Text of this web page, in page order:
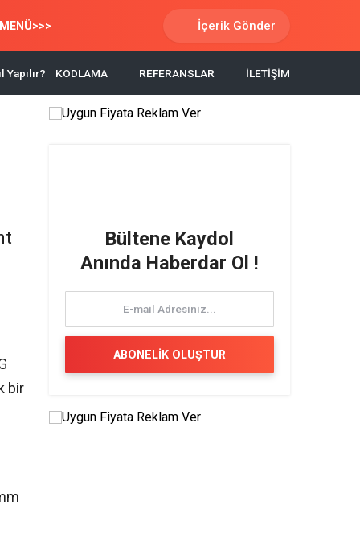
İçerik Gönder
Yapılır? KODLAMA REFERANSLAR İLETİŞİM
bir
Bültene Kaydol
Anında Haberdar Ol !
ABONELİK OLUŞTUR